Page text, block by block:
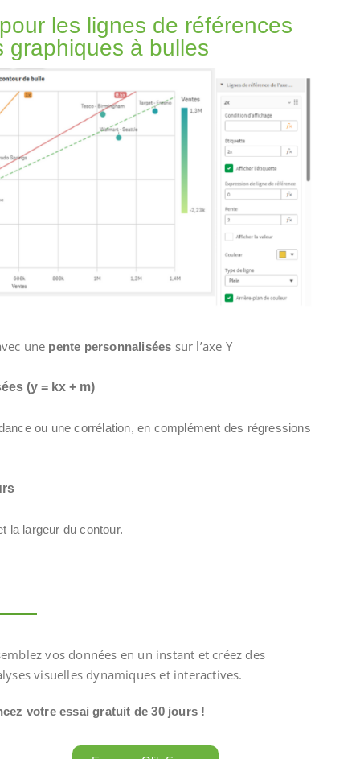
les lignes de références
graphiques à bulles
une pente personnalisées sur l’axe Y
(y = kx + m)
ou une corrélation, en complément des régressions
la largeur du contour.
vos données en un instant et créez des
visuelles dynamiques et interactives.
votre essai gratuit de 30 jours !